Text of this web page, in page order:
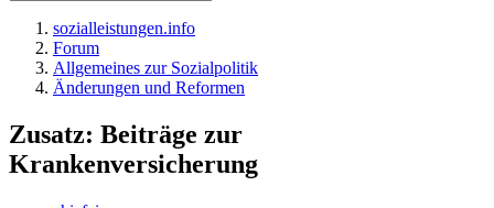
sozialleistungen.info
Forum
Allgemeines zur Sozialpolitik
Änderungen und Reformen
Zusatz: Beiträge zur
Krankenversicherung